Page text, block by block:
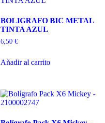
BOLIGRAFO BIC METAL
TINTA AZUL
6,50 €
Añadir al carrito